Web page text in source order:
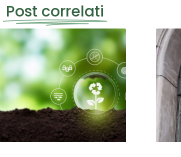
Post correlati